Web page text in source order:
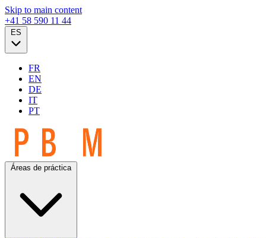
Skip to main content
+41 58 590 11 44
FR
EN
DE
IT
PT
Áreas de práctica